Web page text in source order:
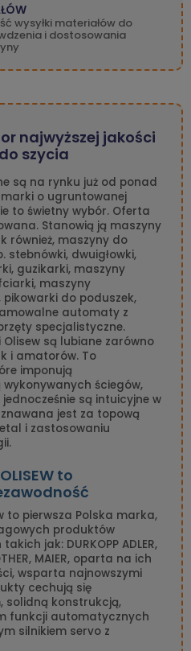
wysyłki materiałów do
i dostosowania
najwyższej jakości
szycia
są na rynku już od ponad
o ugruntowanej
to świetny wybór. Oferta
Stanowią ją maszyny
również, maszyny do
stebnówki, dwuigłowki,
guzikarki, maszyny
maszyny
pikowarki do poduszek,
automaty z
specjalistyczne.
są lubiane zarówno
i amatorów. To
imponują
ściegów,
są intuicyjne w
jest za topową
i zastosowaniu
to
to pierwsza Polska marka,
produktów
jak: DURKOPP ADLER,
MAIER, oparta na ich
wsparta najnowszymi
cechują się
solidną konstrukcją,
funkcji automatycznych
silnikiem servo z